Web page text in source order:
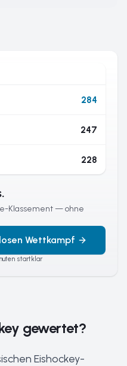
284
247
228
Klassement — ohne
Wettkampf
startklar
gewertet?
Eishockey-